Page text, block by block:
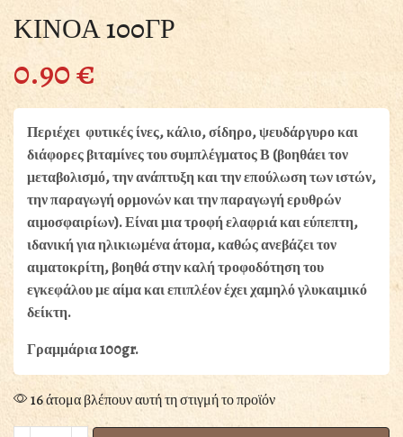
ΚΙΝΟΑ 100ΓΡ
0.90€
Περιέχει φυτικές ίνες, κάλιο, σίδηρο, ψευδάργυρο και
διάφορες βιταμίνες του συμπλέγματος Β (βοηθάει τον
μεταβολισμό, την ανάπτυξη και την επούλωση των ιστών,
την παραγωγή ορμονών και την παραγωγή ερυθρών
αιμοσφαιρίων). Είναι μια τροφή ελαφριά και εύπεπτη,
ιδανική για ηλικιωμένα άτομα, καθώς ανεβάζει τον
αιματοκρίτη, βοηθά στην καλή τροφοδότηση του
εγκεφάλου με αίμα και επιπλέον έχει χαμηλό γλυκαιμικό
δείκτη.
Γραμμάρια 100gr.
16 άτομα βλέπουν αυτή τη στιγμή το προϊόν